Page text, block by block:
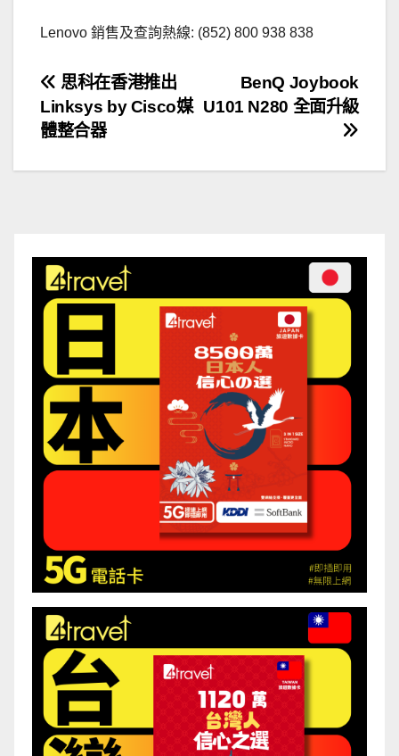
Lenovo 銷售及查詢熱線: (852) 800 938 838
文
章
導
BenQ Joybook
U101 N280 全面升級
思科在香港推出
Linksys by Cisco媒
體整合器